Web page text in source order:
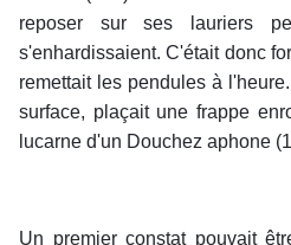
reposer sur ses lauriers
s'enhardissaient. C'était donc
remettait les pendules à
surface, plaçait une frappe
lucarne d'un Douchez aphone
Un premier constat pouvait